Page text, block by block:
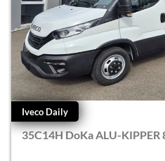
Iveco Daily
35C14H DoKa ALU-